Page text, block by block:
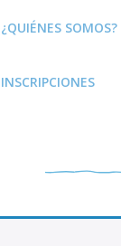
¿QUIÉNES SOMOS?
INSCRIPCIONES